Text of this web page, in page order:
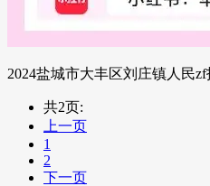
2024盐城市大丰区刘庄镇人民
共2页:
上一页
1
2
下一页